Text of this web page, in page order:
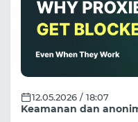
Keamanan dan
12.05.2026 / 18:07